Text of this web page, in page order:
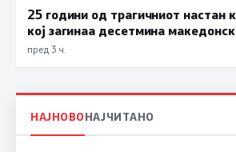
25 години од трагичниот настан
кој загинаа десетмина
пред 3 ч.
НАЈНОВОНАЈЧИТАНО